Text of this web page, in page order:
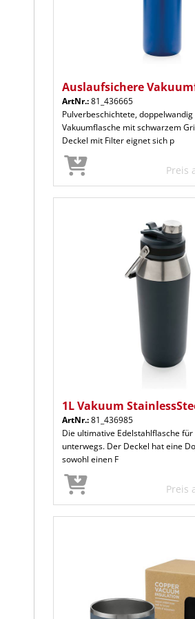
Auslaufsichere
ArtNr.:81_436665
Pulverbeschichtete,
Vakuumflasche mit schwarzem
Deckel mit Filter eignet sich p
Preis
1L Vakuum
ArtNr.:81_436985
Die ultimative Edelstahlflasche
unterwegs. Der Deckel hat eine
sowohl einen F
Preis